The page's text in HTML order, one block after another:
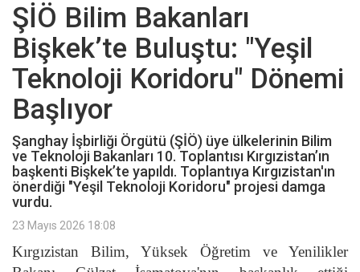
ŞİÖ Bilim Bakanları
Bişkek’te Buluştu: "Yeşil
Teknoloji Koridoru" Dönemi
Başlıyor
Şanghay İşbirliği Örgütü (ŞİÖ) üye ülkelerinin Bilim
ve Teknoloji Bakanları 10. Toplantısı Kırgızistan’ın
başkenti Bişkek’te yapıldı. Toplantıya Kırgızistan'ın
önerdiği "Yeşil Teknoloji Koridoru" projesi damga
vurdu.
23 Mayıs 2026 18:08
Kırgızistan Bilim, Yüksek Öğretim ve Yenilikler